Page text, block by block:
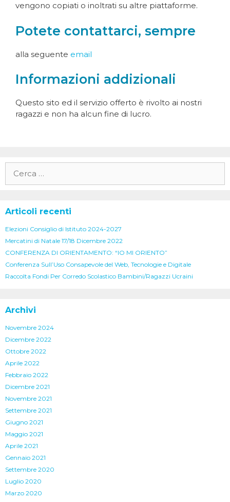
vengono copiati o inoltrati su altre piattaforme.
Potete contattarci, sempre
alla seguente email
Informazioni addizionali
Questo sito ed il servizio offerto è rivolto ai nostri
ragazzi e non ha alcun fine di lucro.
per:
Articoli recenti
Elezioni Consiglio di Istituto 2024-2027
Mercatini di Natale 17/18 Dicembre 2022
CONFERENZA DI ORIENTAMENTO: “IO MI ORIENTO”
Conferenza Sull’Uso Consapevole del Web, Tecnologie e Digitale
Raccolta Fondi Per Corredo Scolastico Bambini/Ragazzi Ucraini
Archivi
Novembre 2024
Dicembre 2022
Ottobre 2022
Aprile 2022
Febbraio 2022
Dicembre 2021
Novembre 2021
Settembre 2021
Giugno 2021
Maggio 2021
Aprile 2021
Gennaio 2021
Settembre 2020
Luglio 2020
Marzo 2020